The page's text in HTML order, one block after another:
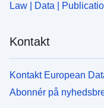
Law | Data |
Kontakt
Kontakt European
Abonnér på